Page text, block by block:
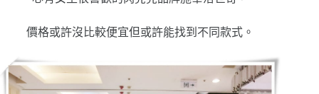
價格或許沒比較便宜但或許能找到不同款式。